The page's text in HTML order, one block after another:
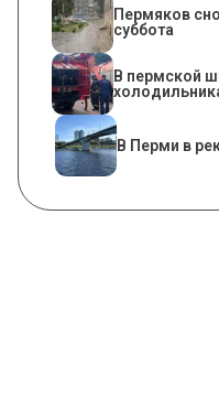
Пермяков
суббота
​В пермской
В Перми в